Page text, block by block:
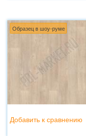
Образец в шоу-руме
Добавить к сравнению